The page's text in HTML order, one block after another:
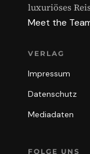
luxuriöses
Meet the
VERLAG
Impressum
Datenschutz
Mediadaten
FOLGE UNS